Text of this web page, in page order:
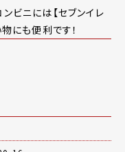
ビニには【セブンイレ
にも便利です！